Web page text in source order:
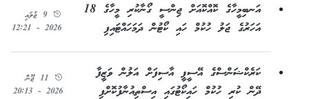
އަނބިމީހާގެ ކޮއްކޮއަށް ޖިންސީ ގޯނާކުރި މީހާގެ 18
އަހަރުގެ ޖަލު ހުކުމް ހައި ކޯޓުން ދަމަހައްޓައިފި
9 ޖުލައި
2026 - 12:21
ކަރެކްޝަންސްގެ އޭސީޕީ އާސިފަށް އަލުން ވަޒީފާ
ދޭން ކުރި ހުކުމް ހައިކޯޓުގައި އިސްތިއުނާފުކޮށްފި
11 ޖޫން
2026 - 20:13